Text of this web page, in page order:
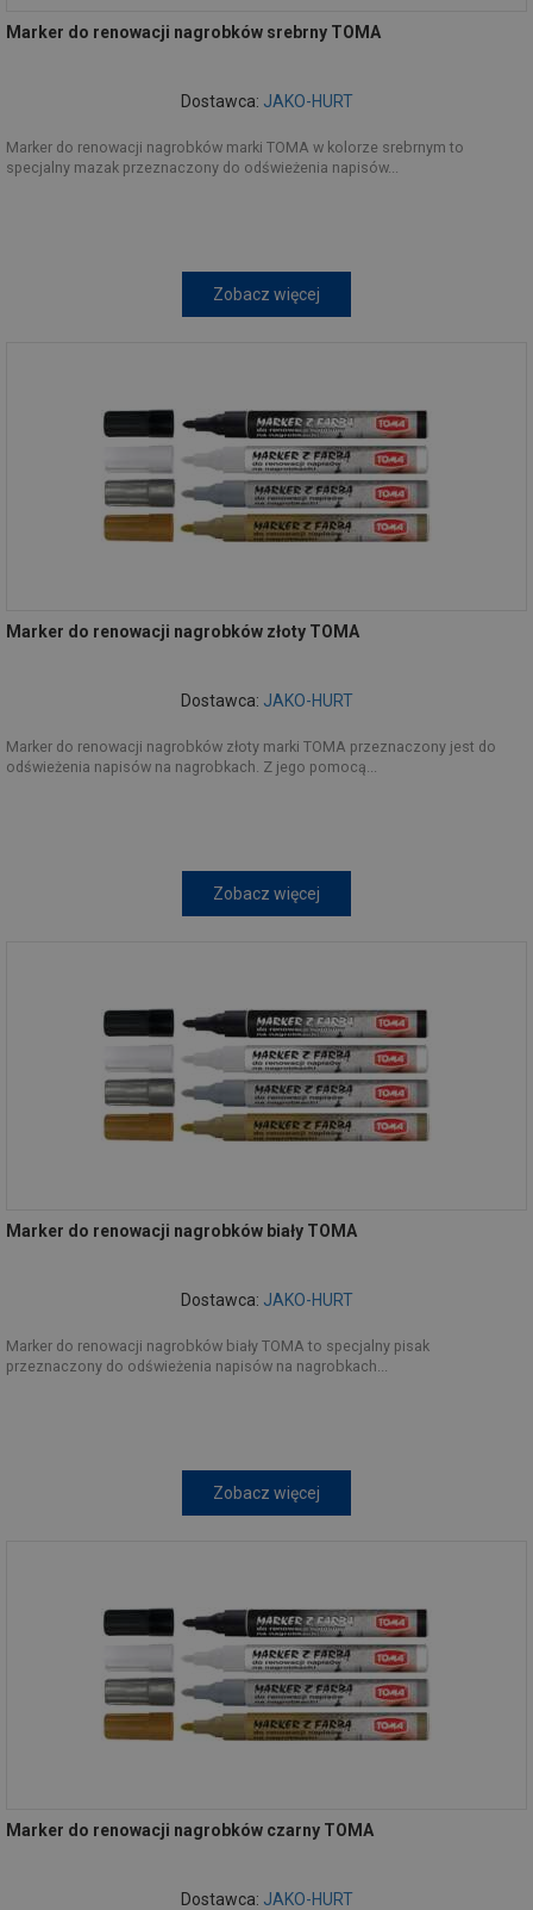
Marker do renowacji nagrobków srebrny TOMA
Dostawca: JAKO-HURT
Marker do renowacji nagrobków marki TOMA w kolorze srebrnym to
specjalny mazak przeznaczony do odświeżenia napisów...
Zobacz więcej
Marker do renowacji nagrobków złoty TOMA
Dostawca: JAKO-HURT
Marker do renowacji nagrobków złoty marki TOMA przeznaczony jest do
odświeżenia napisów na nagrobkach. Z jego pomocą...
Zobacz więcej
Marker do renowacji nagrobków biały TOMA
Dostawca: JAKO-HURT
Marker do renowacji nagrobków biały TOMA to specjalny pisak
przeznaczony do odświeżenia napisów na nagrobkach...
Zobacz więcej
Marker do renowacji nagrobków czarny TOMA
Dostawca: JAKO-HURT